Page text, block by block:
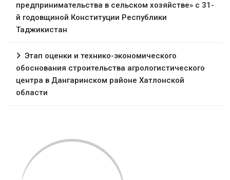
предпринимательства в сельском хозяйстве» с 31-
й годовщиной Конституции Республики
Таджикистан
Этап оценки и технико-экономического
обоснования строительства агрологистического
центра в Дангаринском районе Хатлонской
области